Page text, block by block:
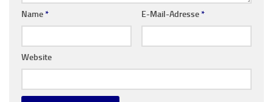
Name* E-Mail-Adresse*
Website